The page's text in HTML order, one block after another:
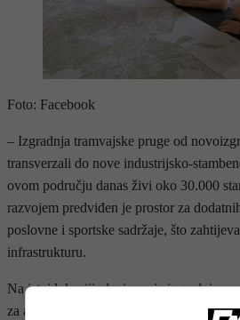
Foto: Facebook
– Izgradnja tramvajske pruge od
transverzali do nove industrijsko-
ovom području danas živi oko 30.000
razvojem predviđen je prostor za
poslovne i sportske sadržaje, što
infrastrukturu.
Na istoj lokaciji planirana je izgradnja
za autobuski i minibuski saobraćaj.